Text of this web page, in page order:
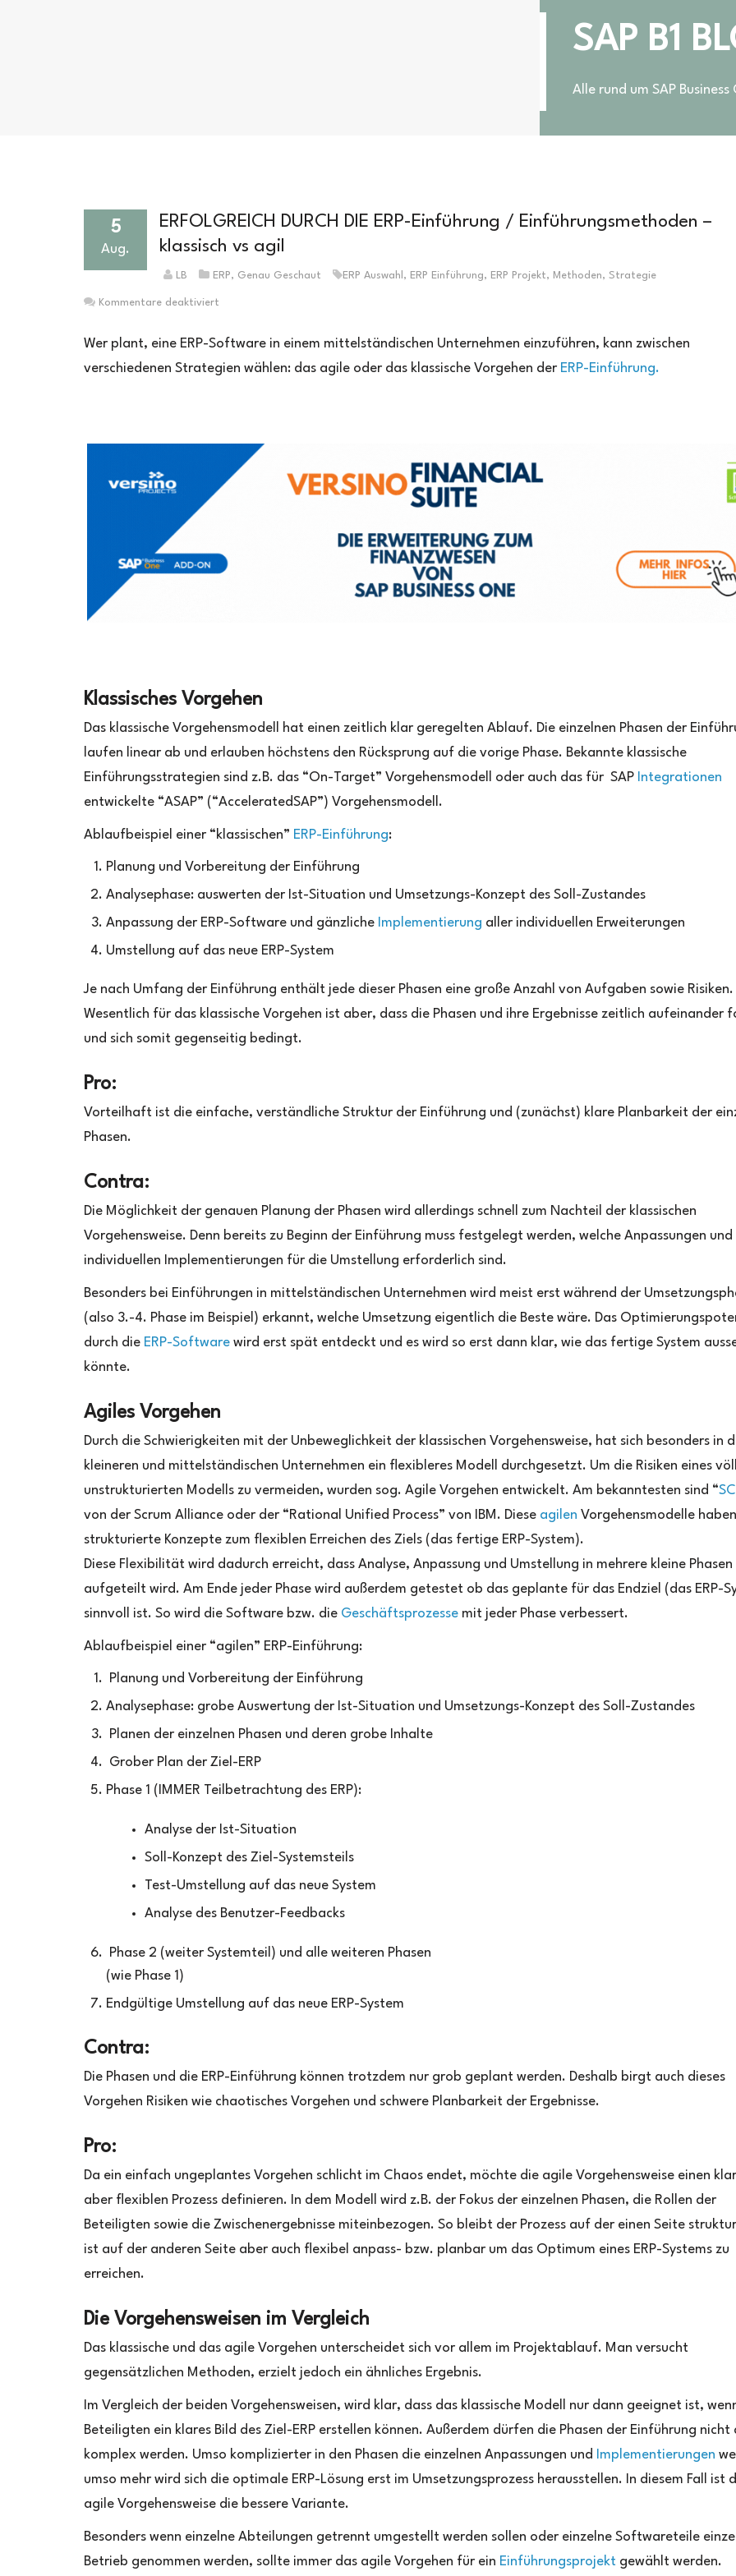
SAP B1
Alle rund um SAP
5
Aug.
ERFOLGREICH DURCH DIE ERP-Einführung / Einführungsmethoden –
klassisch vs agil
LB ERP, Genau Geschaut ERP Auswahl , ERP Einführung, ERP Projekt, Methoden, Strategie
Kommentare deaktiviert
DURCH
ERP-
–
klassisch
vs
Wer plant, eine ERP-Software in einem mittelständischen Unternehmen einzuführen, kann zwischen
verschiedenen Strategien wählen: das agile oder das klassische Vorgehen der ERP-Einführung.
Klassisches Vorgehen
Das klassische Vorgehensmodell hat einen zeitlich klar geregelten Ablauf. Die einzelnen Phasen der
laufen linear ab und erlauben höchstens den Rücksprung auf die vorige Phase. Bekannte klassische
Einführungsstrategien sind z.B. das “On-Target” Vorgehensmodell oder auch das für SAP Integrationen
entwickelte “ASAP” (“AcceleratedSAP”) Vorgehensmodell.
Ablaufbeispiel einer “klassischen” ERP-Einführung:
Planung und Vorbereitung der Einführung
Analysephase: auswerten der Ist-Situation und Umsetzungs-Konzept des Soll-Zustandes
Anpassung der ERP-Software und gänzliche Implementierung aller individuellen Erweiterungen
Umstellung auf das neue ERP-System
Je nach Umfang der Einführung enthält jede dieser Phasen eine große Anzahl von Aufgaben sowie Risiken.
Wesentlich für das klassische Vorgehen ist aber, dass die Phasen und ihre Ergebnisse zeitlich aufeinander
und sich somit gegenseitig bedingt.
Pro:
Vorteilhaft ist die einfache, verständliche Struktur der Einführung und (zunächst) klare Planbarkeit der
Phasen.
Contra:
Die Möglichkeit der genauen Planung der Phasen wird allerdings schnell zum Nachteil der klassischen
Vorgehensweise. Denn bereits zu Beginn der Einführung muss festgelegt werden, welche Anpassungen und
individuellen Implementierungen für die Umstellung erforderlich sind.
Besonders bei Einführungen in mittelständischen Unternehmen wird meist erst während der
(also 3.-4. Phase im Beispiel) erkannt, welche Umsetzung eigentlich die Beste wäre. Das
durch die ERP-Software wird erst spät entdeckt und es wird so erst dann klar, wie das fertige System
könnte.
Agiles Vorgehen
Durch die Schwierigkeiten mit der Unbeweglichkeit der klassischen Vorgehensweise, hat sich besonders in
kleineren und mittelständischen Unternehmen ein flexibleres Modell durchgesetzt. Um die Risiken eines
unstrukturierten Modells zu vermeiden, wurden sog. Agile Vorgehen entwickelt. Am bekanntesten sind “
von der Scrum Alliance oder der “Rational Unified Process” von IBM. Diese agilen Vorgehensmodelle haben
strukturierte Konzepte zum flexiblen Erreichen des Ziels (das fertige ERP-System).
Diese Flexibilität wird dadurch erreicht, dass Analyse, Anpassung und Umstellung in mehrere kleine Phasen
aufgeteilt wird. Am Ende jeder Phase wird außerdem getestet ob das geplante für das Endziel (das ERP-
sinnvoll ist. So wird die Software bzw. die Geschäftsprozesse mit jeder Phase verbessert.
Ablaufbeispiel einer “agilen” ERP-Einführung:
Planung und Vorbereitung der Einführung
Analysephase: grobe Auswertung der Ist-Situation und Umsetzungs-Konzept des Soll-Zustandes
Planen der einzelnen Phasen und deren grobe Inhalte
Grober Plan der Ziel-ERP
Phase 1 (IMMER Teilbetrachtung des ERP):
Analyse der Ist-Situation
Soll-Konzept des Ziel-Systemsteils
Test-Umstellung auf das neue System
Analyse des Benutzer-Feedbacks
Phase 2 (weiter Systemteil) und alle weiteren Phasen
(wie Phase 1)
Endgültige Umstellung auf das neue ERP-System
Contra:
Die Phasen und die ERP-Einführung können trotzdem nur grob geplant werden. Deshalb birgt auch dieses
Vorgehen Risiken wie chaotisches Vorgehen und schwere Planbarkeit der Ergebnisse.
Pro:
Da ein einfach ungeplantes Vorgehen schlicht im Chaos endet, möchte die agile Vorgehensweise einen
aber flexiblen Prozess definieren. In dem Modell wird z.B. der Fokus der einzelnen Phasen, die Rollen der
Beteiligten sowie die Zwischenergebnisse miteinbezogen. So bleibt der Prozess auf der einen Seite
ist auf der anderen Seite aber auch flexibel anpass- bzw. planbar um das Optimum eines ERP-Systems zu
erreichen.
Die Vorgehensweisen im Vergleich
Das klassische und das agile Vorgehen unterscheidet sich vor allem im Projektablauf. Man versucht
gegensätzlichen Methoden, erzielt jedoch ein ähnliches Ergebnis.
Im Vergleich der beiden Vorgehensweisen, wird klar, dass das klassische Modell nur dann geeignet ist,
Beteiligten ein klares Bild des Ziel-ERP erstellen können. Außerdem dürfen die Phasen der Einführung nicht
komplex werden. Umso komplizierter in den Phasen die einzelnen Anpassungen und Implementierungen
umso mehr wird sich die optimale ERP-Lösung erst im Umsetzungsprozess herausstellen. In diesem Fall ist
agile Vorgehensweise die bessere Variante.
Besonders wenn einzelne Abteilungen getrennt umgestellt werden sollen oder einzelne Softwareteile
Betrieb genommen werden, sollte immer das agile Vorgehen für ein Einführungsprojekt gewählt werden.